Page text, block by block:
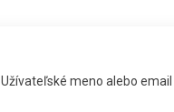
Užívateľské meno alebo email